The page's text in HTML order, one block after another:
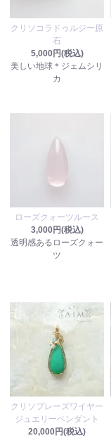
クリソコラドゥルジー原
石
5,000円(税込)
美しい地球＊ジェムシリ
カ
ローズクォーツルース
3,000円(税込)
透明感あるローズクォー
ツ
クリソプレーズワイヤー
ジュエリーペンダント
20,000円(税込)